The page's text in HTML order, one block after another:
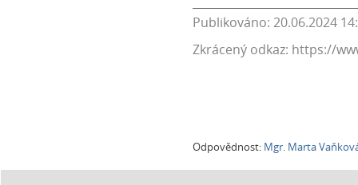
Publikováno: 20.06.2024
Zkrácený odkaz: https://
Odpovědnost: Mgr. Marta